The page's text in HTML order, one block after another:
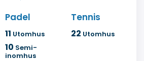
Padel
11 Utomhus
10 Semi-
inomhus
Tennis
22 Utomhus